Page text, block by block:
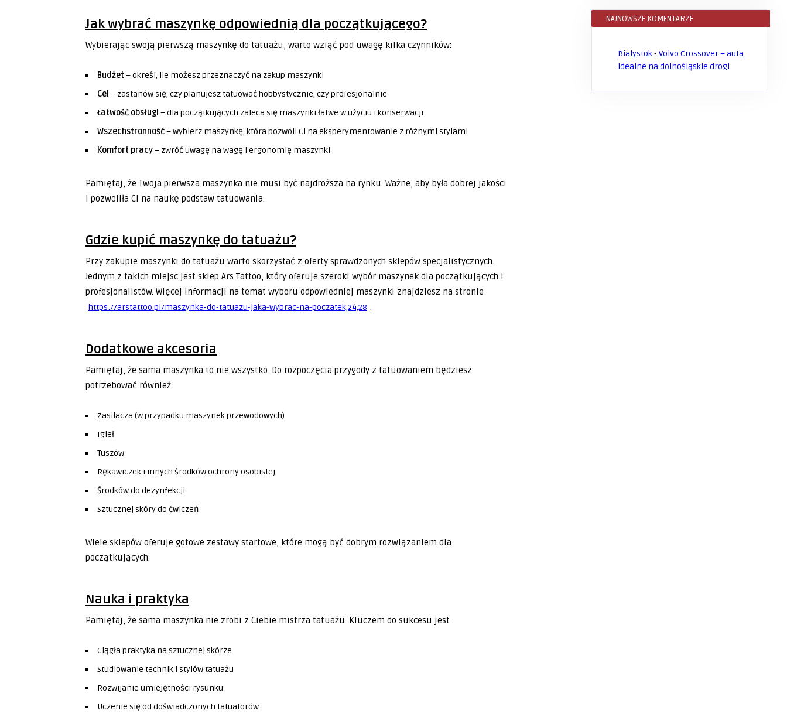
Jak wybrać maszynkę odpowiednią dla początkującego?
Wybierając swoją pierwszą maszynkę do tatuażu, warto wziąć pod uwagę kilka czynników:
Budżet – określ, ile możesz przeznaczyć na zakup maszynki
Cel – zastanów się, czy planujesz tatuować hobbystycznie, czy profesjonalnie
Łatwość obsługi – dla początkujących zaleca się maszynki łatwe w użyciu i konserwacji
Wszechstronność– wybierz maszynkę, która pozwoli Ci na eksperymentowanie z różnymi stylami
Komfort pracy– zwróć uwagę na wagę i ergonomię maszynki
Pamiętaj, że Twoja pierwsza maszynka nie musi być najdroższa na rynku. Ważne, aby była dobrej jakości
i pozwoliła Ci na naukę podstaw tatuowania.
Gdzie kupić maszynkę do tatuażu?
Przy zakupie maszynki do tatuażu warto skorzystać z oferty sprawdzonych sklepów specjalistycznych.
Jednym z takich miejsc jest sklep Ars Tattoo, który oferuje szeroki wybór maszynek dla początkujących i
profesjonalistów. Więcej informacji na temat wyboru odpowiedniej maszynki znajdziesz na stronie
https://arstattoo.pl/maszynka-do-tatuazu-jaka-wybrac-na-poczatek,24,28 .
Dodatkowe akcesoria
Pamiętaj, że sama maszynka to nie wszystko. Do rozpoczęcia przygody z tatuowaniem będziesz
potrzebować również:
Zasilacza (w przypadku maszynek przewodowych)
Igieł
Tuszów
Rękawiczek i innych środków ochrony osobistej
Środków do dezynfekcji
Sztucznej skóry do ćwiczeń
Wiele sklepów oferuje gotowe zestawy startowe, które mogą być dobrym rozwiązaniem dla
początkujących.
Nauka i praktyka
Pamiętaj, że sama maszynka nie zrobi z Ciebie mistrza tatuażu. Kluczem do sukcesu jest:
Ciągła praktyka na sztucznej skórze
Studiowanie technik i stylów tatuażu
Rozwijanie umiejętności rysunku
Uczenie się od doświadczonych tatuatorów
NAJNOWSZE KOMENTARZE
Bialystok- Volvo Crossover – auta
idealne na dolnośląskie drogi